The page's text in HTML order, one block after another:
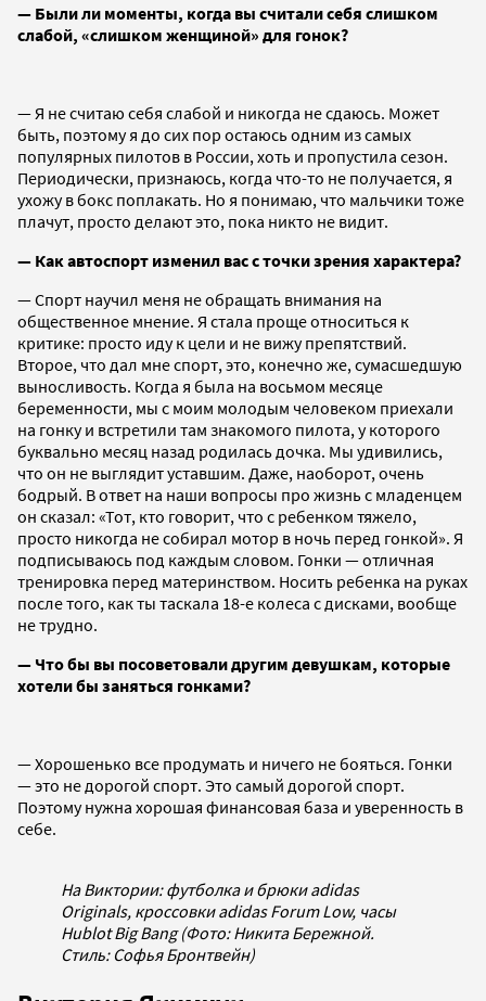
— Были ли моменты, когда вы считали себя слишком
слабой, «слишком женщиной» для гонок?
— Я не считаю себя слабой и никогда не сдаюсь. Может
быть, поэтому я до сих пор остаюсь одним из самых
популярных пилотов в России, хоть и пропустила сезон.
Периодически, признаюсь, когда что-то не получается, я
ухожу в бокс поплакать. Но я понимаю, что мальчики тоже
плачут, просто делают это, пока никто не видит.
— Как автоспорт изменил вас с точки зрения характера?
— Спорт научил меня не обращать внимания на
общественное мнение. Я стала проще относиться к
критике: просто иду к цели и не вижу препятствий.
Второе, что дал мне спорт, это, конечно же, сумасшедшую
выносливость. Когда я была на восьмом месяце
беременности, мы с моим молодым человеком приехали
на гонку и встретили там знакомого пилота, у которого
буквально месяц назад родилась дочка. Мы удивились,
что он не выглядит уставшим. Даже, наоборот, очень
бодрый. В ответ на наши вопросы про жизнь с младенцем
он сказал: «Тот, кто говорит, что с ребенком тяжело,
просто никогда не собирал мотор в ночь перед гонкой». Я
подписываюсь под каждым словом. Гонки — отличная
тренировка перед материнством. Носить ребенка на руках
после того, как ты таскала 18-е колеса с дисками, вообще
не трудно.
— Что бы вы посоветовали другим девушкам, которые
хотели бы заняться гонками?
— Хорошенько все продумать и ничего не бояться. Гонки
— это не дорогой спорт. Это самый дорогой спорт.
Поэтому нужна хорошая финансовая база и уверенность в
себе.
На Виктории: футболка и брюки adidas
Originals, кроссовки adidas Forum Low, часы
Hublot Big Bang (Фото: Никита Бережной.
Стиль: Софья Бронтвейн)